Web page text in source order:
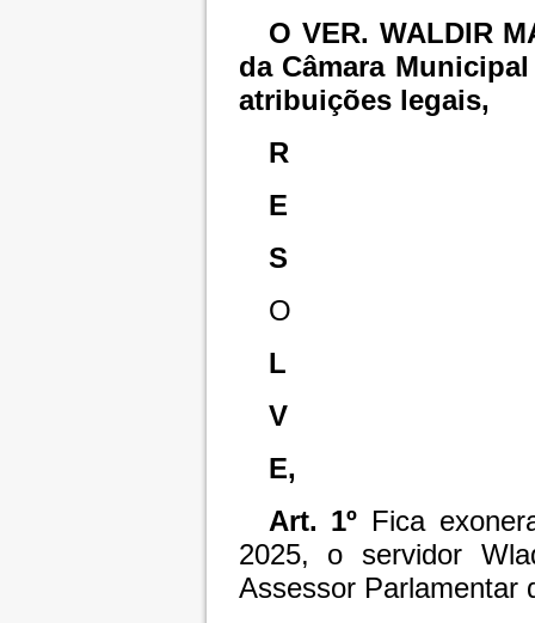
O VER. WALDIR
da Câmara
atribuições legais,
R
E
S
O
L
V
E,
Art. 1º Fica
2025, o servidor
Assessor Parlamentar